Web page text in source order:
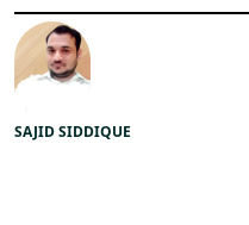
SAJID SIDDIQUE